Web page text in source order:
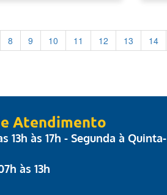
8 9 10 11 12 13 14
Atendimento
13h às 17h - Segunda à Quinta-
às 13h